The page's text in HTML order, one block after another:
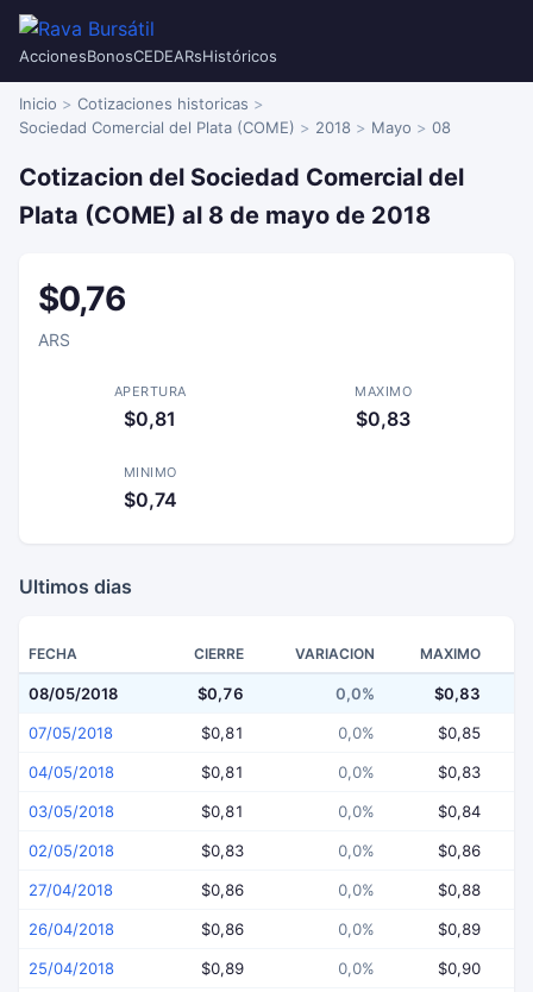
AccionesBonosCEDEARsHistóricos
Inicio
Cotizaciones historicas
Sociedad Comercial del Plata (COME)
2018 Mayo 08
Cotizacion del Sociedad Comercial del
Plata (COME) al 8 de mayo de 2018
$0,76
ARS
APERTURA
$0,81
MAXIMO
$0,83
MINIMO
$0,74
Ultimos dias
FECHA CIERRE VARIACION MAXIMO
08/05/2018 $0,76 0,0% $0,83
07/05/2018 $0,81 0,0% $0,85
04/05/2018 $0,81 0,0% $0,83
03/05/2018 $0,81 0,0% $0,84
02/05/2018 $0,83 0,0% $0,86
27/04/2018 $0,86 0,0% $0,88
26/04/2018 $0,86 0,0% $0,89
25/04/2018 $0,89 0,0% $0,90